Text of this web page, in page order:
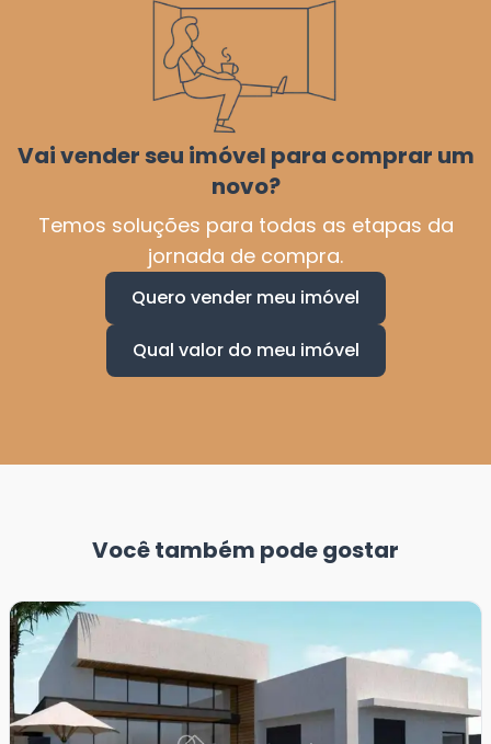
Vai vender seu imóvel para comprar um
novo?
Temos soluções para todas as etapas da
jornada de compra.
Quero vender meu imóvel
Qual valor do meu imóvel
Você também pode gostar